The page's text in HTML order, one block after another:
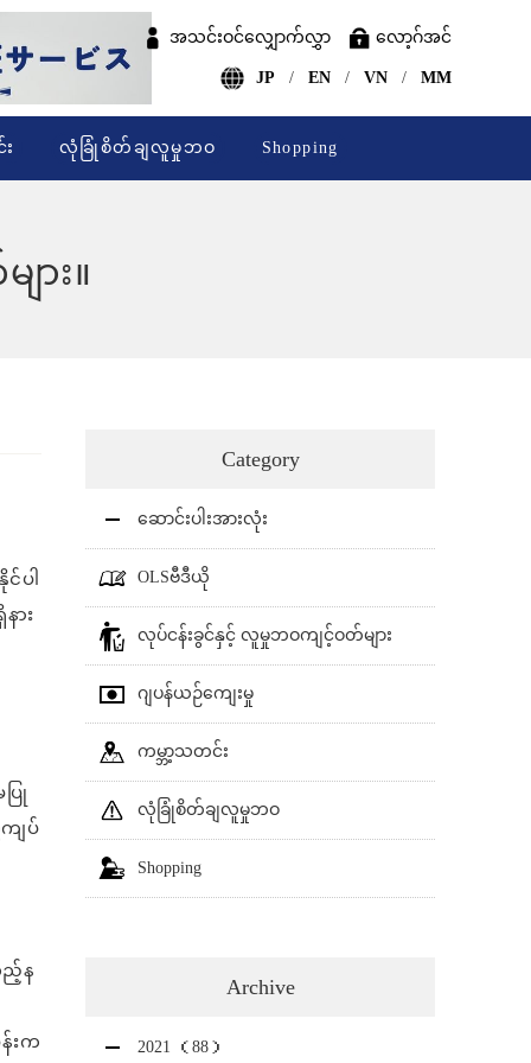
လုံခြုံစိတ်ချလူမှုဘဝ Shopping
အသင်းဝင်လျှောက်လွှာ လော့ဂ်အင်
JP EN VN MM
ား။
ပါ
ား
ပြု
ျပ်
ည့်န
န်းက
Category
ဆောင်းပါးအားလုံး
OLSဗီဒီယို
လုပ်ငန်းခွင်နှင့် လူမှုဘဝကျင့်ဝတ်များ
ဂျပန်ယဉ်ကျေးမှု
ကမ္ဘာ့သတင်း
လုံခြုံစိတ်ချလူမှုဘဝ
Shopping
Archive
2021 （88）